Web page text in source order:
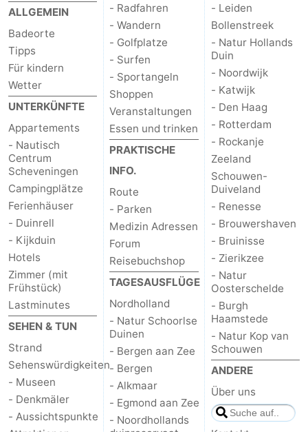
ALLGEMEIN
Badeorte
Tipps
Für kindern
Wetter
UNTERKÜNFTE
Appartements
- Nautisch
Centrum
Scheveningen
Campingplätze
Ferienhäuser
- Duinrell
- Kijkduin
Hotels
Zimmer (mit
Frühstück)
Lastminutes
SEHEN & TUN
Strand
Sehenswürdigkeiten
- Museen
- Denkmäler
- Aussichtspunkte
- Radfahren
- Wandern
- Golfplatze
- Surfen
- Sportangeln
Shoppen
Veranstaltungen
Essen und trinken
PRAKTISCHE
INFO.
Route
- Parken
Medizin Adressen
Forum
Reisebuchshop
TAGESAUSFLÜGE
Nordholland
- Natur Schoorlse
Duinen
- Bergen aan Zee
- Bergen
- Alkmaar
- Egmond aan Zee
- Noordhollands
- Leiden
Bollenstreek
- Natur Hollands
Duin
- Noordwijk
- Katwijk
- Den Haag
- Rotterdam
- Rockanje
Zeeland
Schouwen-
Duiveland
- Renesse
- Brouwershaven
- Bruinisse
- Zierikzee
- Natur
Oosterschelde
- Burgh
Haamstede
- Natur Kop van
Schouwen
ANDERE
Über uns